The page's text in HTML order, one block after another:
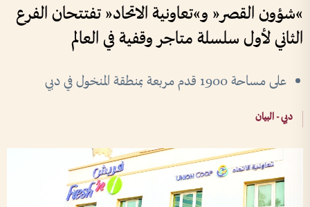
»شؤون القصر« و»تعاونية الاتحاد« تفتتحان الفرع
الثاني لأول سلسلة متاجر وقفية في العالم
على مساحة 1900 قدم مربعة بمنطقة المنخول في دبي
دبي - البيان